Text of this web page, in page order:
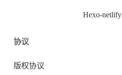
Hexo-netlify
协议
版权协议